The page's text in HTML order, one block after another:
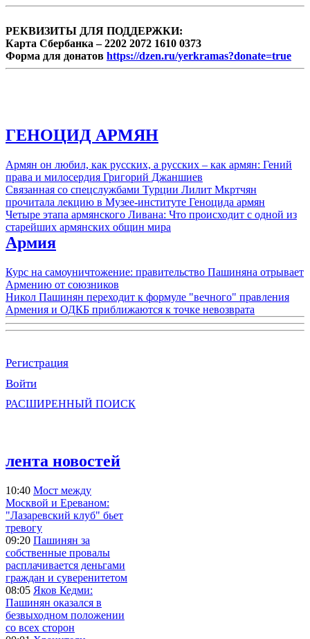
РЕКВИЗИТЫ ДЛЯ ПОДДЕРЖКИ:
Карта Сбербанка – 2202 2072 1610 0373
Форма для донатов https://dzen.ru/yerkramas?donate=true
ГЕНОЦИД АРМЯН
Армян он любил, как русских, а русских – как армян: Гений
права и милосердия Григорий Джаншиев
Связанная со спецслужбами Турции Лилит Мкртчян
прочитала лекцию в Музее-институте Геноцида армян
Четыре этапа армянского Ливана: Что происходит с одной из
старейших армянских общин мира
Армия
Курс на самоуничтожение: правительство Пашиняна отрывает
Армению от союзников
Никол Пашинян переходит к формуле "вечного" правления
Армения и ОДКБ приближаются к точке невозврата
Регистрация
Войти
РАСШИРЕННЫЙ ПОИСК
лента новостей
10:40 Мост между
Москвой и Ереваном:
"Лазаревский клуб" бьет
тревогу
09:20 Пашинян за
собственные провалы
расплачивается деньгами
граждан и суверенитетом
08:05 Яков Кедми:
Пашинян оказался в
безвыходном положении
со всех сторон